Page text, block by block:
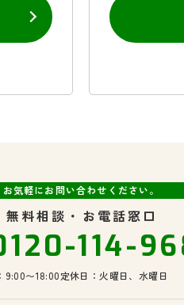
お気軽にお問い合わせください。
無料相談・お電話窓口
114-
9:00〜18:00定休日：火曜日、水曜日